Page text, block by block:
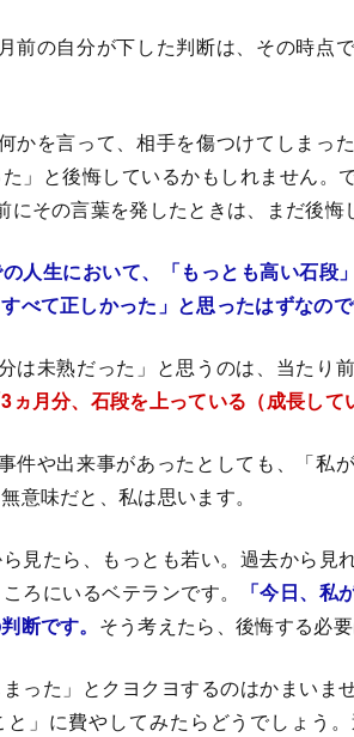
前の自分が下した判断は、その時点
かを言って、相手を傷つけてしまっ
」と後悔しているかもしれません。
にその言葉を発したときは、まだ後悔
人生において、「もっとも高い石段
べて正しかった」と思ったはずなので
未熟だった」と思うのは、当たり
3ヵ月分、石段を上っている（成長して
件や出来事があったとしても、「私
意味だと、私は思います。
見たら、もっとも若い。過去から見
ろにいるベテランです。
「今日、私
断です。 そう考えたら、後悔する必
まった」とクヨクヨするのはかまい
と」に費やしてみたらどうでしょう